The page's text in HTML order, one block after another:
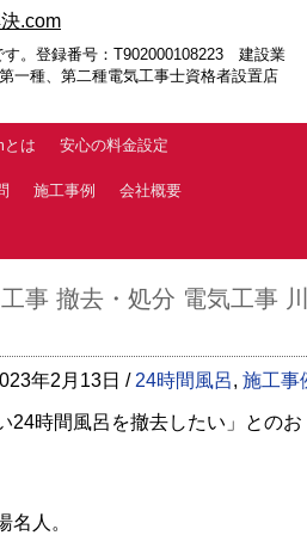
.com
す。登録番号：T902000108223 建設業
一種、第二種電気工事士資格者設置店
とは 安心の料金設定
施工事例 会社概要
事 撤去・処分 電気工事
年2月13日 / 24時間風呂, 施工事
24時間風呂を撤去したい」とのお
名人。